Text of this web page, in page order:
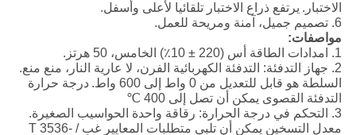
الاختبار. یرتفع ذراع الاختبار تلقائیا لأعلی وأسفل.
6. تصميم جميل، آمنة ومريحة للعمل.
مواصفات:
1. امدادات الطاقة أس (220 ± 10٪) الخامس، 50 هرتز.
2. جهاز التدفئة: التدفئة الكهربائية الفرن، لا عارية النار، منع منع.
السلطة هو قابل للتعديل من 0 واط إلى 600 واط.
درجة حرارة
التدفئة القصوى يمكن أن تصل إلى 400 ℃
3. التحكم في درجة الحرارة: رقاقة واحدة الحواسيب الصغيرة.
معدل التسخين يمكن أن تلبي متطلبات المعايير غب / T 3536-